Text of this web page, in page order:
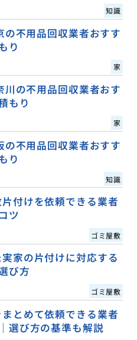
知識
不用品回収業者おすす
り
家
の不用品回収業者おす
もり
家
不用品回収業者おすす
り
知識
付けを依頼できる業者
ツ
ゴミ屋敷
家の片付けに対応する
び方
ゴミ屋敷
とめて依頼できる業者
選び方の基準も解説